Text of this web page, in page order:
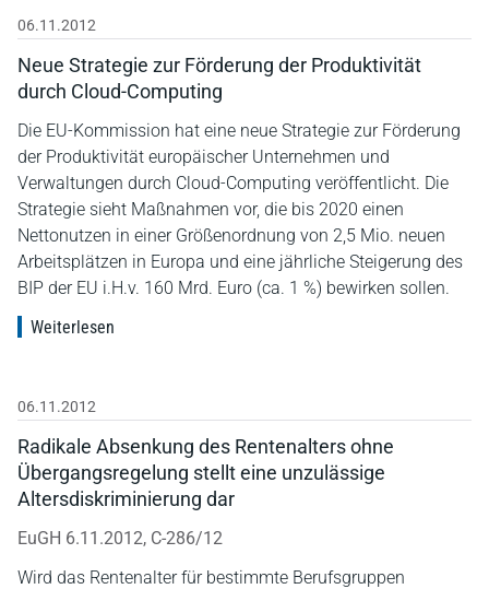
06.11.2012
Neue Strategie zur Förderung der Produktivität
durch Cloud-Computing
Die EU-Kommission hat eine neue Strategie zur Förderung
der Produktivität europäischer Unternehmen und
Verwaltungen durch Cloud-Computing veröffentlicht. Die
Strategie sieht Maßnahmen vor, die bis 2020 einen
Nettonutzen in einer Größenordnung von 2,5 Mio. neuen
Arbeitsplätzen in Europa und eine jährliche Steigerung des
BIP der EU i.H.v. 160 Mrd. Euro (ca. 1 %) bewirken sollen.
Weiterlesen
06.11.2012
Radikale Absenkung des Rentenalters ohne
Übergangsregelung stellt eine unzulässige
Altersdiskriminierung dar
EuGH 6.11.2012, C-286/12
Wird das Rentenalter für bestimmte Berufsgruppen